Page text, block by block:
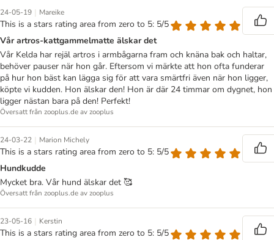
24-05-19 | Mareike
This is a stars rating area from zero to 5: 5/5
Vår artros-kattgammelmatte älskar det
Vår Kelda har rejäl artros i armbågarna fram och knäna bak och haltar,
behöver pauser när hon går. Eftersom vi märkte att hon ofta funderar
på hur hon bäst kan lägga sig för att vara smärtfri även när hon ligger,
köpte vi kudden. Hon älskar den! Hon är där 24 timmar om dygnet, hon
ligger nästan bara på den! Perfekt!
Översatt från zooplus.de av zooplus
24-03-22 | Marion Michely
This is a stars rating area from zero to 5: 5/5
Hundkudde
Mycket bra. Vår hund älskar det 🥰
Översatt från zooplus.de av zooplus
23-05-16 | Kerstin
This is a stars rating area from zero to 5: 5/5